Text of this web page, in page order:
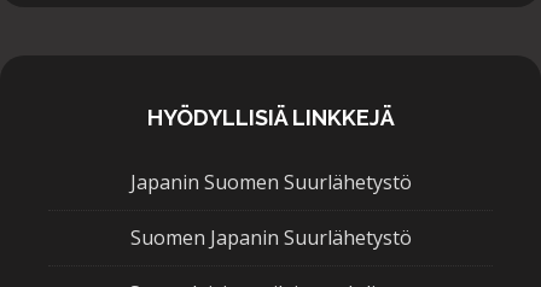
HYÖDYLLISIÄ LINKKEJÄ
Japanin Suomen Suurlähetystö
Suomen Japanin Suurlähetystö